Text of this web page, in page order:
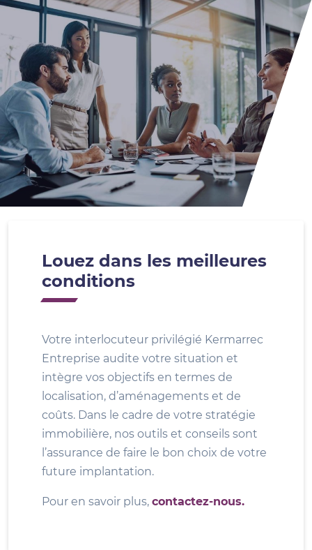
Louez dans les meilleures
conditions
Votre interlocuteur privilégié Kermarrec
Entreprise audite votre situation et
intègre vos objectifs en termes de
localisation, d’aménagements et de
coûts. Dans le cadre de votre stratégie
immobilière, nos outils et conseils sont
l’assurance de faire le bon choix de votre
future implantation.
Pour en savoir plus, contactez-nous.